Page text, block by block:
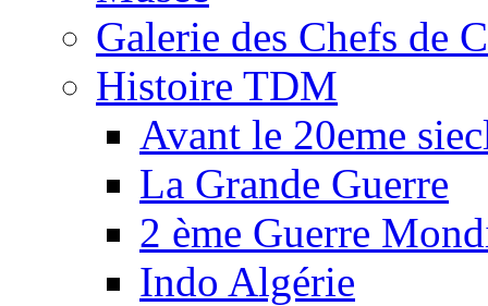
Galerie des Chefs de
Histoire TDM
Avant le 20eme
La Grande Guerre
2 ème Guerre
Indo Algérie